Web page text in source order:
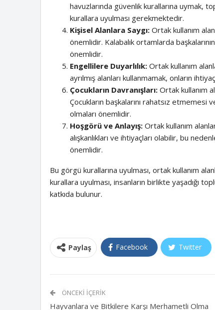
havuzlarında güvenlik kurallarına uymak,
kurallara uyulması gerekmektedir.
Kişisel Alanlara Saygı:Ortak kullanım
önemlidir. Kalabalık ortamlarda
önemlidir.
Engellilere Duyarlılık:Ortak kullanım
ayrılmış alanları kullanmamak, onların
Çocukların Davranışları:Ortak kullanım
Çocukların başkalarını rahatsız
olmaları önemlidir.
Hoşgörü ve Anlayış:Ortak kullanım
alışkanlıkları ve ihtiyaçları olabilir, bu
önemlidir.
Bu görgü kurallarına uyulması, ortak kullanım
kurallara uyulması, insanların birlikte yaşadığı
katkıda bulunur.
Paylaş Facebook Twitter
ÖNCEKI İÇERIK
Hayvanlara ve Bitkilere Karşı Merhametli Olma